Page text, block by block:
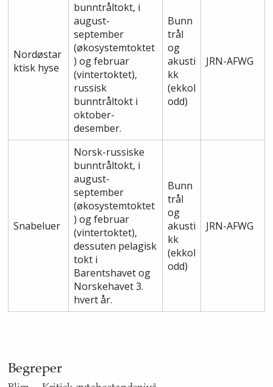
Nordøstar
ktisk hyse
bunntråltokt, i
august-
september
(økosystemtoktet
) og februar
(vintertoktet),
russisk
bunntråltokt i
oktober-
desember.
Bunn
trål
og
akusti
kk
(ekkol
odd)
JRN-AFWG
Snabeluer
Norsk-russiske
bunntråltokt, i
august-
september
(økosystemtoktet
) og februar
(vintertoktet),
dessuten pelagisk
tokt i
Barentshavet og
Norskehavet 3.
hvert år.
Bunn
trål
og
akusti
kk
(ekkol
odd)
JRN-AFWG
Begreper